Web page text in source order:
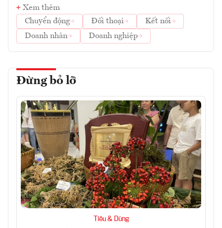
Xem thêm
Chuyển động
Đối thoại
Kết nối
Doanh nhân
Doanh nghiệp
Đừng bỏ lỡ
Tiêu & Dùng